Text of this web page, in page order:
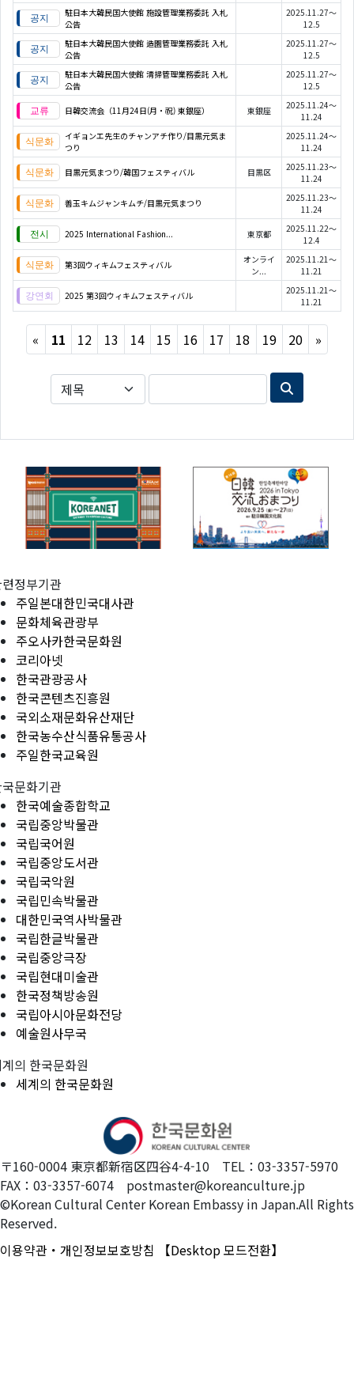
駐日本大韓民国大使館 施設管理業務委託 入札
公告
2025.11.27～
12.5
駐日本大韓民国大使館 造園管理業務委託 入札
公告
2025.11.27～
12.5
駐日本大韓民国大使館 清掃管理業務委託 入札
公告
2025.11.27～
12.5
日韓交流会（11月24日(月・祝) 東銀座） 東銀座
2025.11.24～
11.24
イギョンエ先生のチャンアチ作り/目黒元気ま
つり
2025.11.24～
11.24
目黒元気まつり/韓国フェスティバル 目黒区
2025.11.23～
11.24
善玉キムジャンキムチ/目黒元気まつり
2025.11.23～
11.24
2025 International Fashion... 東京都
2025.11.22～
12.4
第3回ウィキムフェスティバル
オンライ
ン...
2025.11.21～
11.21
2025 第3回ウィキムフェスティバル
2025.11.21～
11.21
« Previous
11 12 13 14 15 16 17 18 19 20 »Next
정부기관
주일본대한민국대사관
문화체육관광부
주오사카한국문화원
코리아넷
한국관광공사
한국콘텐츠진흥원
국외소재문화유산재단
한국농수산식품유통공사
주일한국교육원
문화기관
한국예술종합학교
국립중앙박물관
국립국어원
국립중앙도서관
국립국악원
국립민속박물관
대한민국역사박물관
국립한글박물관
국립중앙극장
국립현대미술관
한국정책방송원
국립아시아문화전당
예술원사무국
의 한국문화원
세계의 한국문화원
〒160-0004 東京都新宿区四谷4-4-10 TEL：03-3357-5970
FAX：03-3357-6074 postmaster@koreanculture.jp
©Korean Cultural Center Korean Embassy in Japan.All Rights
Reserved.
이용약관・개인정보보호방침
【Desktop 모드전환】